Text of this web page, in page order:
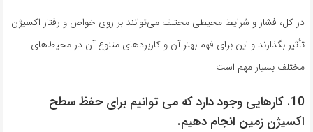
در کل، فشار و شرایط محیطی مختلف می‌توانند بر روی خواص و رفتار اکسیژن
تأثیر بگذارند و این برای فهم بهتر آن و کاربردهای متنوع آن در محیط‌های
مختلف بسیار مهم است
10. کارهایی وجود دارد که می توانیم برای حفظ سطح
اکسیژن زمین انجام دهیم.